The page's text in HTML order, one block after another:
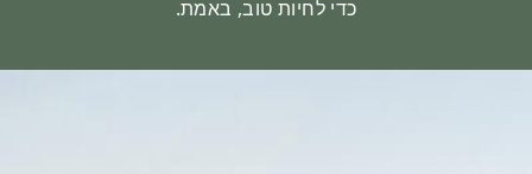
כדי לחיות טוב, באמת.